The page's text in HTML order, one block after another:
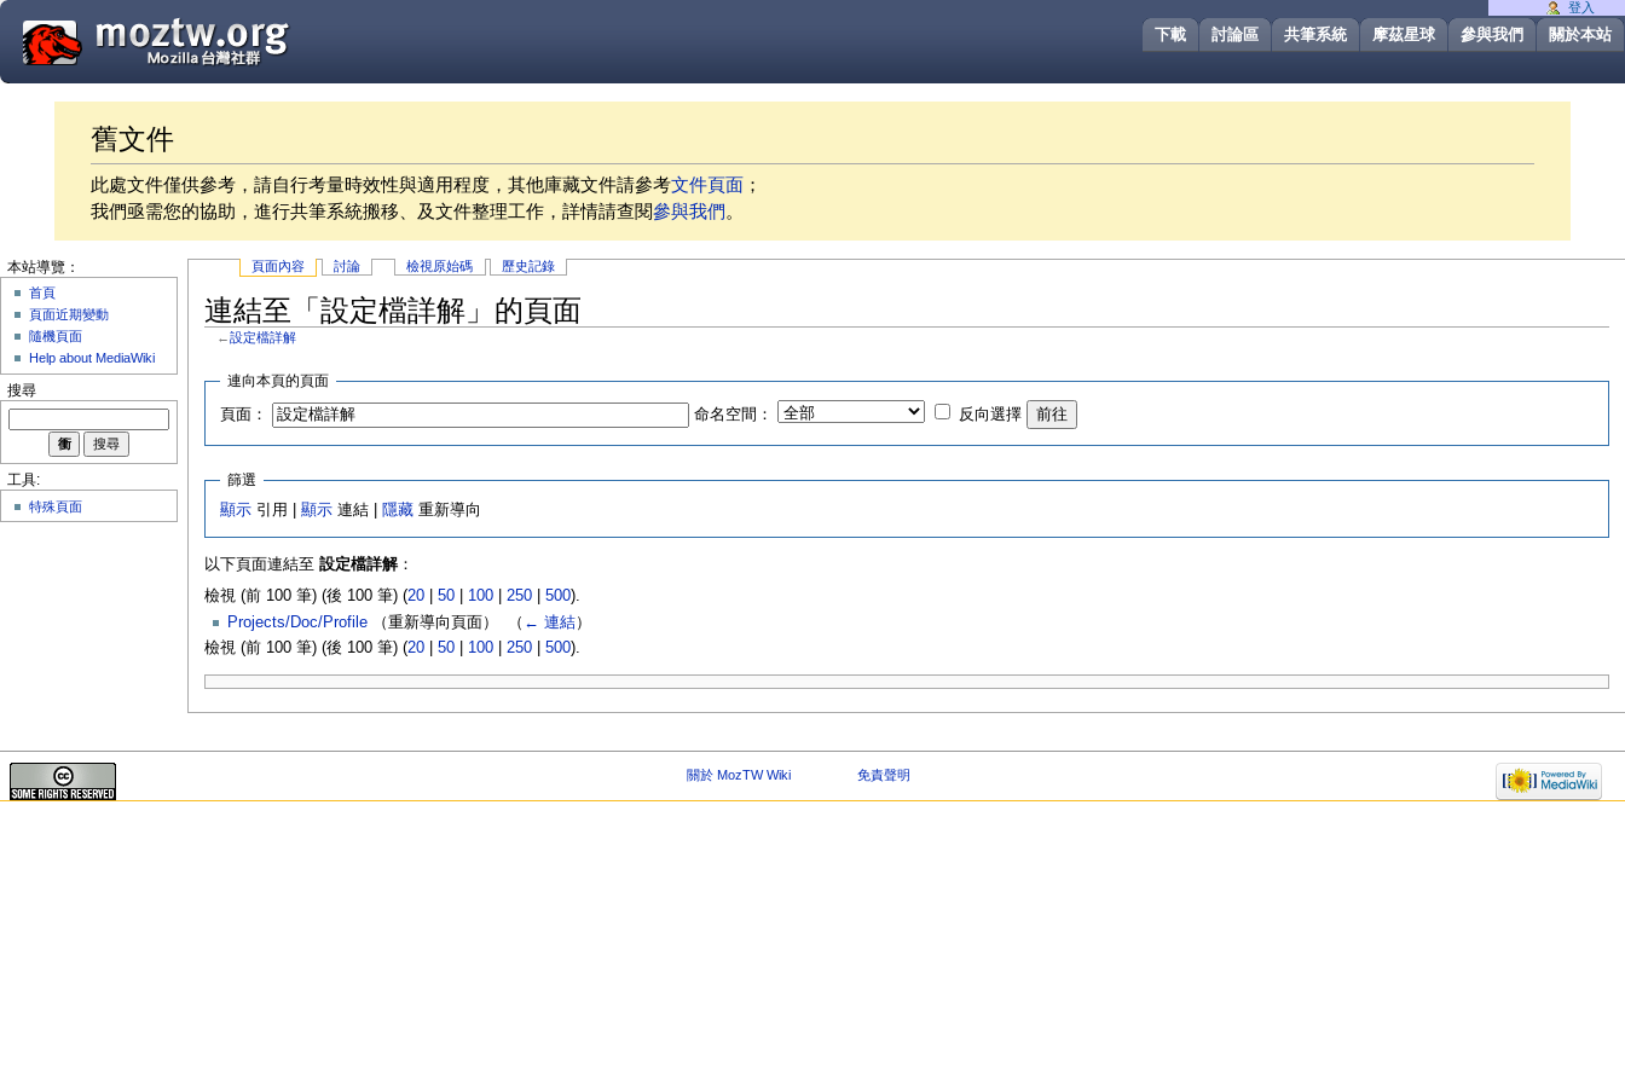
關於本站
參與我們
摩茲星球
共筆系統
討論區
下載
舊文件
此處文件僅供參考，請自行考量時效性與適用程度，其他庫藏文件請參考文件頁面 ；
我們亟需您的協助，進行共筆系統搬移、及文件整理工作，詳情請查閱參與我們。
頁面內容 討論 檢視原始碼 歷史記錄
連結至「設定檔詳解」的頁面
←設定檔詳解
連向本頁的頁面
頁面： 命名空間： 反向選擇
篩選
顯示 引用 |顯示 連結 | 隱藏 重新導向
以下頁面連結至 設定檔詳解：
檢視 (前 100 筆) (後 100 筆) (20| 50| 100| 250| 500).
Projects/Doc/Profile（重新導向頁面） ‎ （ ← 連結）
檢視 (前 100 筆) (後 100 筆) (20| 50| 100| 250| 500).
登入
本站導覽：
首頁
頁面近期變動
隨機頁面
Help about MediaWiki
搜尋
工具:
特殊頁面
關於 MozTW Wiki 免責聲明